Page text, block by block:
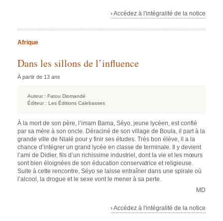
› Accédez à l'intégralité de la notice
Afrique
Dans les sillons de l’influence
À partir de 13 ans
Auteur : Fatou Diomandé
Éditeur : Les Éditions Calebasses
À la mort de son père, l’imam Bama, Séyo, jeune lycéen, est confié
par sa mère à son oncle. Déraciné de son village de Boula, il part à la
grande ville de Nialé pour y finir ses études. Très bon élève, il a la
chance d’intégrer un grand lycée en classe de terminale. Il y devient
l’ami de Didier, fils d’un richissime industriel, dont la vie et les mœurs
sont bien éloignées de son éducation conservatrice et religieuse.
Suite à cette rencontre, Séyo se laisse entraîner dans une spirale où
l’alcool, la drogue et le sexe vont le mener à sa perte.
MD
› Accédez à l'intégralité de la notice